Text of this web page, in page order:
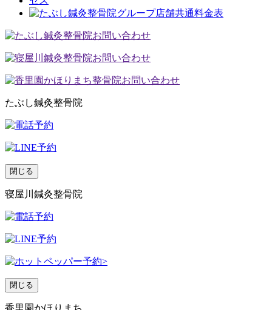
たぶし鍼灸整骨院
閉じる
寝屋川鍼灸整骨院
閉じる
香里園かほりまち